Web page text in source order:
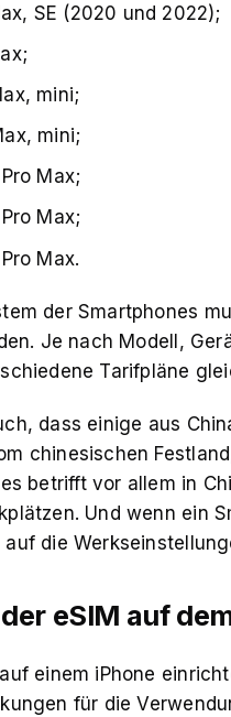
SE (2020 und 2022);
mini;
mini;
Max;
Max;
Max.
der Smartphones
Je nach Modell,
Tarifpläne
dass einige aus
chinesischen
betrifft vor allem in
Und wenn ein
auf die
eSIM auf
einem iPhone
für die